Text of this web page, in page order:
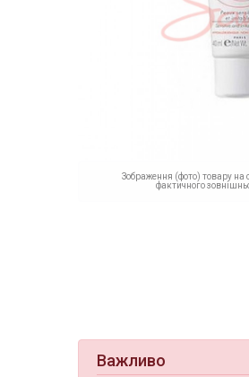
Зображення (фото) товару на
фактичного
Важливо